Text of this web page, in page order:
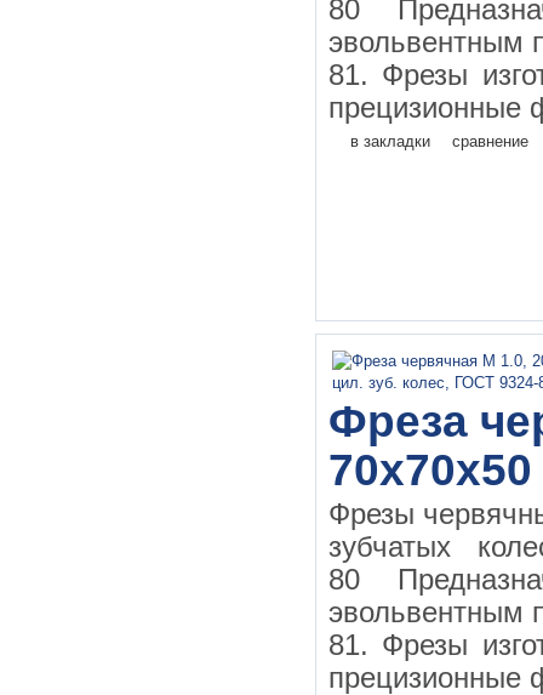
80
эвольвентным
81. Фрезы
прецизионные
в закладки сравнение
Фреза
Фрезы
зубчатых
80
эвольвентным
81. Фрезы
прецизионные